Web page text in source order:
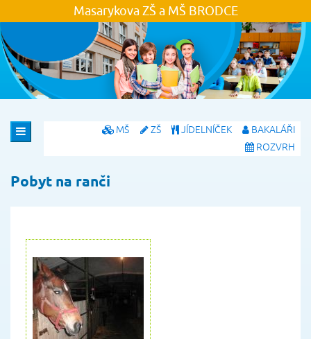
Masarykova ZŠ a MŠ BRODCE
MŠ ZŠ JÍDELNÍČEK
BAKALÁŘI
ROZVRH
Pobyt na ranči